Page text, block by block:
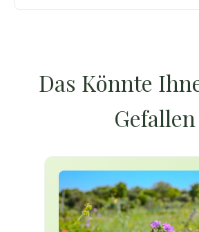
Das Könnte
Gefallen